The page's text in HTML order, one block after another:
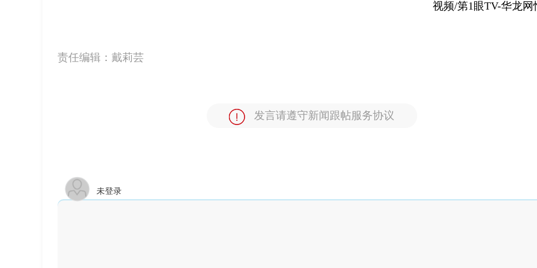
视频/第1眼TV-华龙网
责任编辑： 戴莉芸
发言请遵守新闻跟帖服务协议
未登录